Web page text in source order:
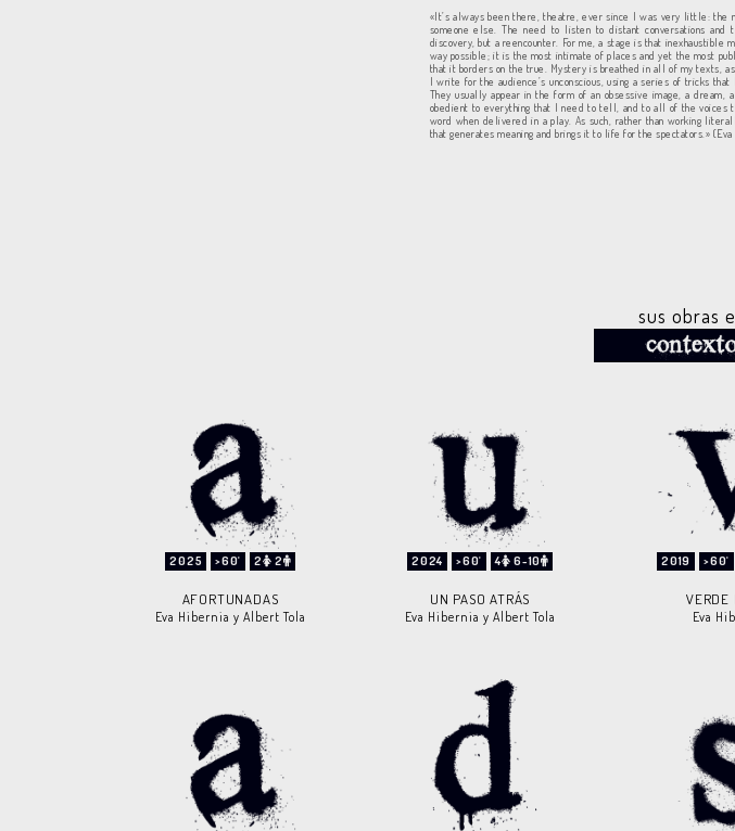
«It’s always been there, theatre, ever since I was very little: the
someone else. The need to listen to distant conversations
discovery, but a reencounter. For me, a stage is that inexhaustible
way possible; it is the most intimate of places and yet the most
that it borders on the true. Mystery is breathed in all of my texts,
I write for the audience’s unconscious, using a series of tricks
They usually appear in the form of an obsessive image, a dream,
obedient to everything that I need to tell, and to all of the voices
word when delivered in a play. As such, rather than working
that generates meaning and brings it to life for the spectators.» (Eva
sus obras
2025 >60' 2 2
AFORTUNADAS
Eva Hibernia y Albert Tola
2024 >60' 4 6-10
UN PASO ATRÁS
Eva Hibernia y Albert Tola
2019 >60'
VERDE
Eva